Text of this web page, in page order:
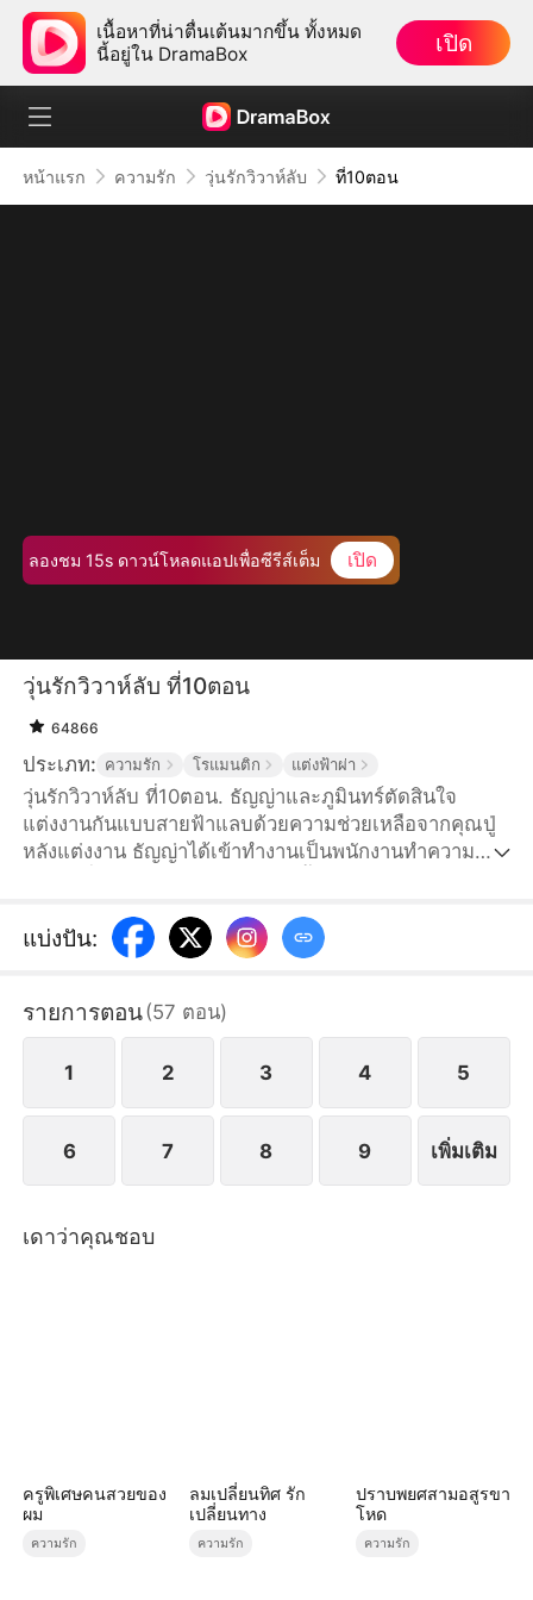
เนื้อหาที่น่าตื่นเต้นมากขึ้น ทั้งหมด
นี้อยู่ใน DramaBox
เปิด
หน้าแรก ความรัก วุ่นรักวิวาห์ลับ ที่10ตอน
ลองชม 15s ดาวน์โหลดแอปเพื่อซีรีส์เต็ม เปิด
วุ่นรักวิวาห์ลับ ที่10ตอน
64866
ประเภท: ความรัก โรแมนติก แต่งฟ้าผ่า
วุ่นรักวิวาห์ลับ ที่10ตอน. ธัญญ่าและภูมินทร์ตัดสินใจ
แต่งงานกันแบบสายฟ้าแลบด้วยความช่วยเหลือจากคุณปู่
หลังแต่งงาน ธัญญ่าได้เข้าทำงานเป็นพนักงานทำความ
ที่คิด เมื่อธัญญ่าต้องเผชิญกับสายตาดูถูกจากเพื่อนร่วมงาน
และยังต้องตกเป็นเป้าอาฆาตของแพนเค้ก เพื่อนซี้สมัยเด็ก
รู้สึกเธอแย่งภูมินทร์ไป จึงใส่ร้ายป้ายสีธัญญ่าเพื่อหวัง
ทำลายชีวิตคู่ของทั้งสอง
แบ่งปัน:
รายการตอน(57 ตอน)
1 2 3 4 5
6 7 8 9 เพิ่มเติม
เดาว่าคุณชอบ
ครูพิเศษคนสวยของ
ผม
ความรัก
ลมเปลี่ยนทิศ รัก
เปลี่ยนทาง
ความรัก
ปราบพยศสามอสูรขา
โหด
ความรัก